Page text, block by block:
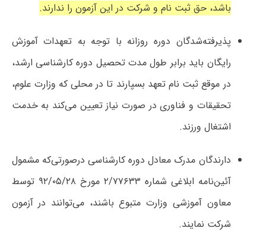
باشد، حق ثبت نام و شرکت در این آزمون را ندارند.
پذیرفته‌شدگان دوره روزانه با توجه به تعهدات آموزش
رایگان باید برابر طول مدت تحصیل دوره کارشناسی ارشد،
در موقع ثبت نام تعهد بسپارند تا در محلی که وزارت علوم،
تحقیقات و فناوری در صورت نیاز تعیین می‌کند به خدمت
اشتغال ورزند.
دارندگان مدرک معادل دوره کارشناسی درصورتی‌که مشمول
آئین‌نامه ابلاغی شماره ۲/۷۷۶۳۳ مورخ ۹۲/۰۵/۲۸ توسط
معاون آموزشی وزارت متبوع باشند، می‌توانند در آزمون
شرکت نمایند.